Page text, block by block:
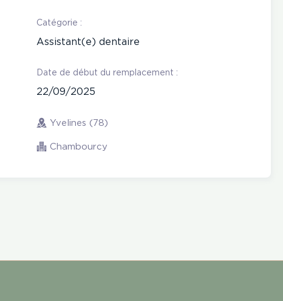
Catégorie :
Assistant(e) dentaire
Date de début du remplacement :
22/09/2025
Yvelines (78)
Chambourcy